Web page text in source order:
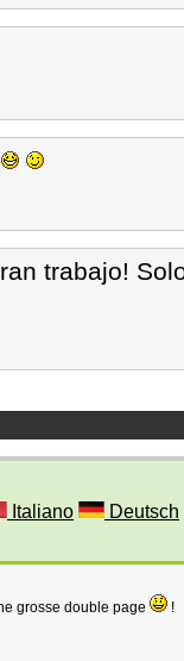
trabajo!
Italiano
Deutsch
grosse double page
!